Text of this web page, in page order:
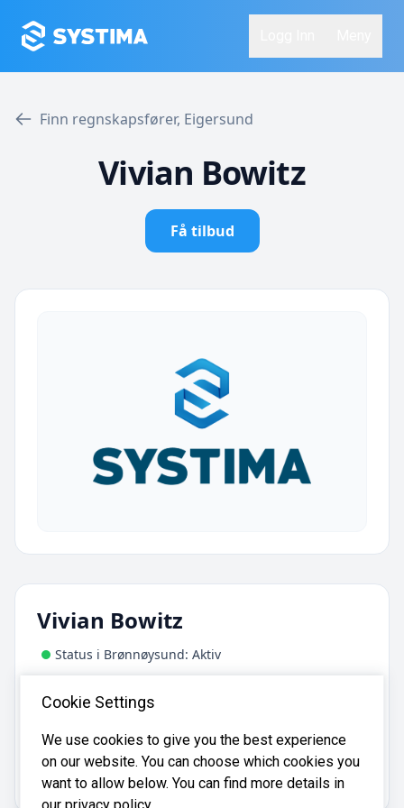
Finn regnskapsfører, Eigersund
Vivian Bowitz
Få tilbud
Vivian Bowitz
Status i Brønnøysund: Aktiv
Symrebakken 6, 4372 Egersund
Vivian Bowitz er registrert iBrønnøysundregistrene
med organisasjonsnummer822697712.
Cookie Settings
We use cookies to give you the best experience
on our website. You can choose which cookies you
want to allow below. You can find more details in